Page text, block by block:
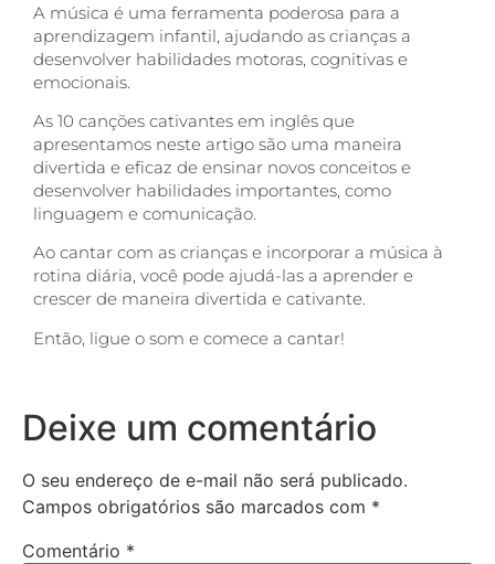
A música é uma ferramenta poderosa para a
aprendizagem infantil, ajudando as crianças a
desenvolver habilidades motoras, cognitivas e
emocionais.
As 10 canções cativantes em inglês que
apresentamos neste artigo são uma maneira
divertida e eficaz de ensinar novos conceitos e
desenvolver habilidades importantes, como
linguagem e comunicação.
Ao cantar com as crianças e incorporar a música à
rotina diária, você pode ajudá-las a aprender e
crescer de maneira divertida e cativante.
Então, ligue o som e comece a cantar!
Deixe um comentário
O seu endereço de e-mail não será publicado.
Campos obrigatórios são marcados com *
Comentário *